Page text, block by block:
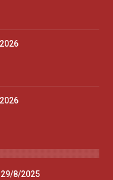
29/8/2025